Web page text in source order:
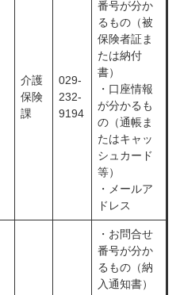
介護
保険
課
029-
232-
9194
番号が分か
るもの（被
保険者証ま
たは納付
書）
・口座情報
が分かるも
の（通帳ま
たはキャッ
シュカード
等）
・メールア
ドレス
・お問合せ
番号が分か
るもの（納
入通知書）